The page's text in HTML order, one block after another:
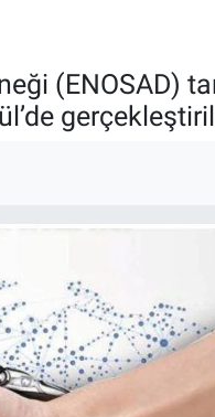
(ENOSAD)